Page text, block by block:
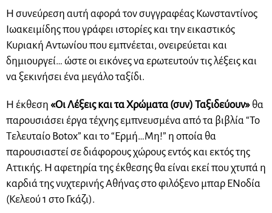
Η συνεύρεση αυτή αφορά τον συγγραφέας Κωνσταντίνος
Ιωακειμίδης που γράφει ιστορίες και την εικαστικός
Κυριακή Αντωνίου που εμπνέεται, ονειρεύεται και
δημιουργεί… ώστε οι εικόνες να ερωτευτούν τις λέξεις και
να ξεκινήσει ένα μεγάλο ταξίδι.
Η έκθεση «Οι Λέξεις και τα Χρώματα (συν) Ταξιδεύουν» θα
παρουσιάσει έργα τέχνης εμπνευσμένα από τα βιβλία “Το
Τελευταίο Botox” και το “Ερμή…Μη!” η οποία θα
παρουσιαστεί σε διάφορους χώρους εντός και εκτός της
Αττικής. Η αφετηρία της έκθεσης θα είναι εκεί που χτυπά η
καρδιά της νυχτερινής Αθήνας στο φιλόξενο μπαρ ΕΝοδία
(Κελεού 1 στο Γκάζι).